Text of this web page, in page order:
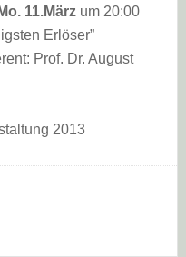
Mo. 11.März um 20:00
Erlöser”
Prof. Dr. August
2013